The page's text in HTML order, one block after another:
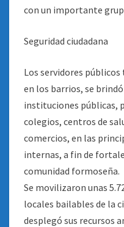
con un importante
Seguridad ciudadana
Los servidores
en los barrios, se
instituciones públicas,
colegios, centros de
comercios, en las
internas, a fin de
comunidad formoseña.
Se movilizaron unas
locales bailables de la
desplegó sus recursos